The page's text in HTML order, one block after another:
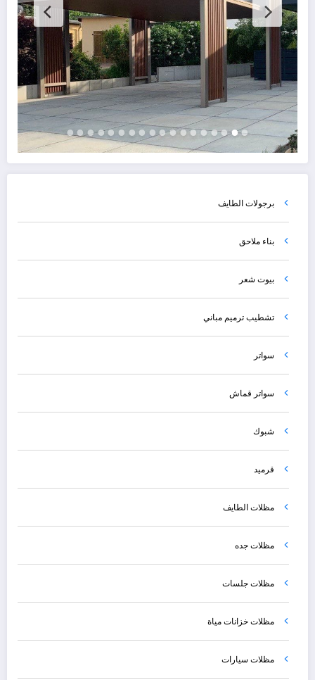
برجولات الطايف
بناء ملاحق
بيوت شعر
تشطيب ترميم مباني
سواتر
سواتر قماش
شبوك
قرميد
مظلات الطايف
مظلات جده
مظلات جلسات
مظلات خزانات مياة
مظلات سيارات